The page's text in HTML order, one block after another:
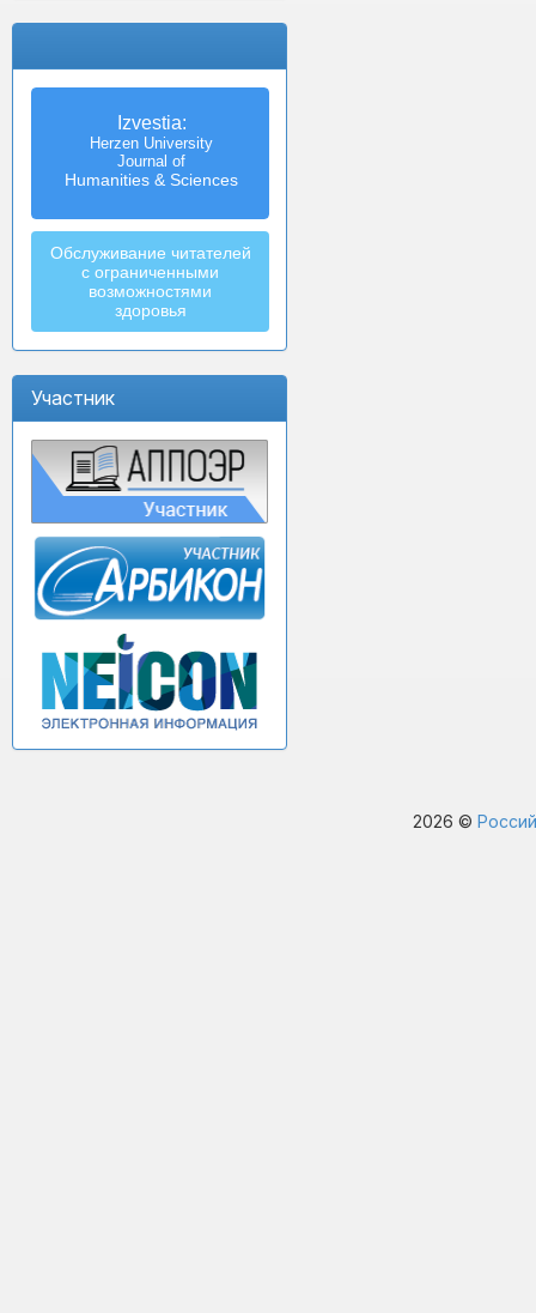
Izvestia:
Herzen University
Journal of
Humanities & Sciences
Обслуживание читателей
с ограниченными
возможностями
здоровья
Участник
2026 ©